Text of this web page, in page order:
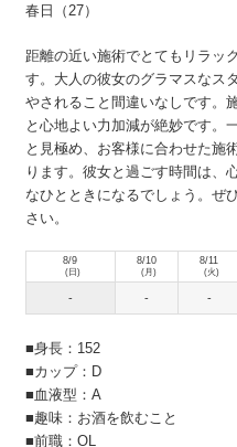
春日（27）
距離の近い施術でとてもリラッ
す。大人の彼女のグラマスなス
やされること間違いなしです。
と心地よい力加減が絶妙です。
と見極め、お客様に合わせた施
ります。彼女と過ごす時間は、
なひとときになるでしょう。ぜ
さい。
8/9
(日)
8/10
(月)
8/11
(火)
- - -
■身長：152
■カップ：D
■血液型：A
■趣味：お酒を飲むこと
■前職：OL